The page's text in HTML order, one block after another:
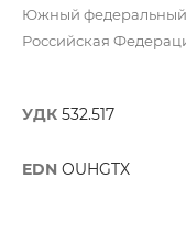
Южный федеральный
Российская
УДК 532.517
EDN OUHGTX